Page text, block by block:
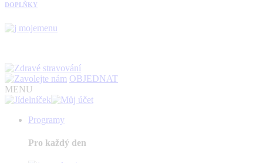
DOPLŇKY
OBJEDNAT
MENU
Programy
Pro každý den